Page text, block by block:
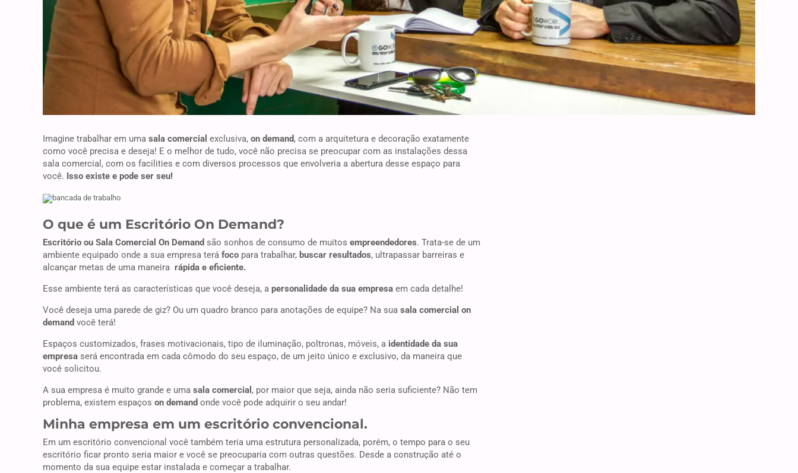
Imagine trabalhar em uma sala comercial exclusiva, on demand, com a arquitetura e decoração exatamente
como você precisa e deseja! E o melhor de tudo, você não precisa se preocupar com as instalações dessa
sala comercial, com os facilities e com diversos processos que envolveria a abertura desse espaço para
você. Isso existe e pode ser seu!
O que é um Escritório On Demand?
Escritório ou Sala Comercial On Demand são sonhos de consumo de muitos empreendedores. Trata-se de um
ambiente equipado onde a sua empresa terá foco para trabalhar, buscar resultados, ultrapassar barreiras e
alcançar metas de uma maneira rápida e eficiente.
Esse ambiente terá as características que você deseja, a personalidade da sua empresa em cada detalhe!
Você deseja uma parede de giz? Ou um quadro branco para anotações de equipe? Na sua sala comercial on
demand você terá!
Espaços customizados, frases motivacionais, tipo de iluminação, poltronas, móveis, a identidade da sua
empresa será encontrada em cada cômodo do seu espaço, de um jeito único e exclusivo, da maneira que
você solicitou.
A sua empresa é muito grande e uma sala comercial , por maior que seja, ainda não seria suficiente? Não tem
problema, existem espaços on demand onde você pode adquirir o seu andar!
Minha empresa em um escritório convencional.
Em um escritório convencional você também teria uma estrutura personalizada, porém, o tempo para o seu
escritório ficar pronto seria maior e você se preocuparia com outras questões. Desde a construção até o
momento da sua equipe estar instalada e começar a trabalhar.